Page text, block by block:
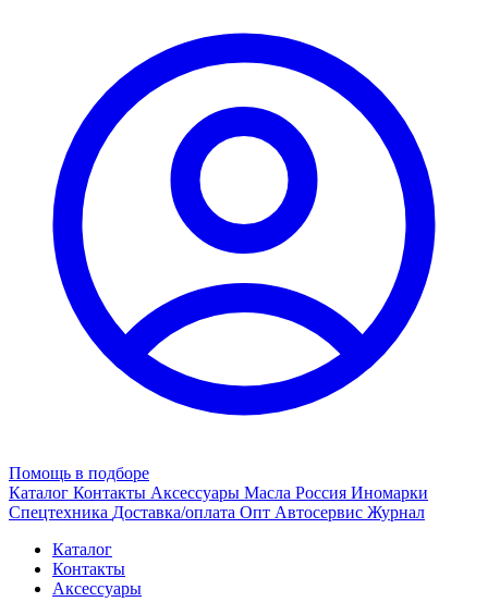
Помощь в подборе
Каталог Контакты Аксессуары Масла Россия Иномарки
Спецтехника Доставка/оплата Опт Автосервис Журнал
Каталог
Контакты
Аксессуары